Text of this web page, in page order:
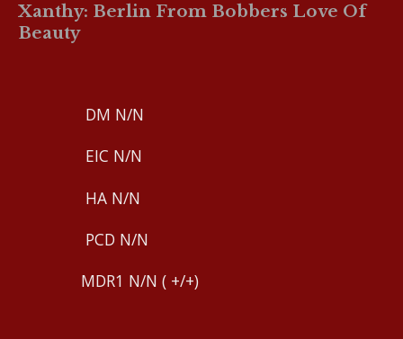
Xanthy: Berlin From Bobbers Love Of
Beauty
DM N/N
EIC N/N
HA N/N
PCD N/N
MDR1 N/N ( +/+)